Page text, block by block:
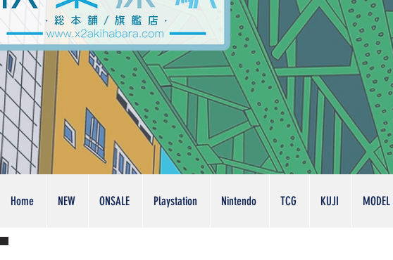
Home NEW ONSALE Playstation Nintendo TCG KUJI